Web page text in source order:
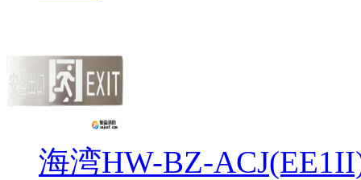
海湾HW-BZ-